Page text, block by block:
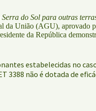
do Sol para outras
União (AGU), aprovado
da República
estabelecidas no
3388 não é dotada de